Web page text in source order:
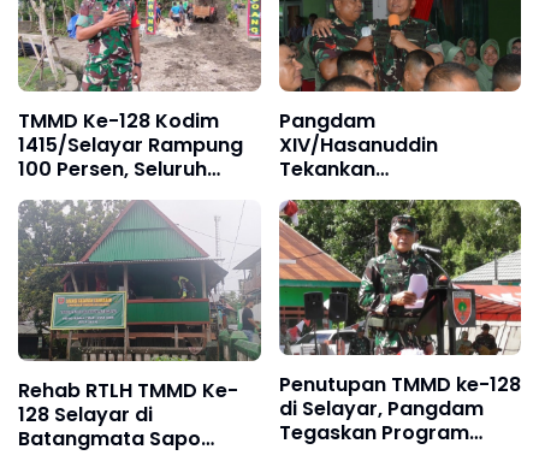
TMMD Ke-128 Kodim
1415/Selayar Rampung
100 Persen, Seluruh
Sasaran Fisik dan
Nonfisik Tuntas
Pangdam
XIV/Hasanuddin
Tekankan
Profesionalisme dan
Kedekatan Prajurit
dengan Rakyat di
Selayar
Rehab RTLH TMMD Ke-
128 Selayar di
Batangmata Sapo
Penutupan TMMD ke-128
di Selayar, Pangdam
Tegaskan Program